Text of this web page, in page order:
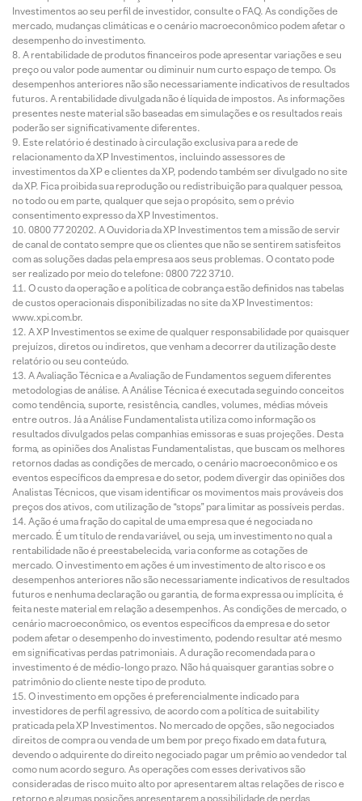
Investimentos ao seu perfil de investidor, consulte o FAQ. As condições de
mercado, mudanças climáticas e o cenário macroeconômico podem afetar o
desempenho do investimento.
A rentabilidade de produtos financeiros pode apresentar variações e seu
preço ou valor pode aumentar ou diminuir num curto espaço de tempo. Os
desempenhos anteriores não são necessariamente indicativos de resultados
futuros. A rentabilidade divulgada não é líquida de impostos. As informações
presentes neste material são baseadas em simulações e os resultados reais
poderão ser significativamente diferentes.
Este relatório é destinado à circulação exclusiva para a rede de
relacionamento da XP Investimentos, incluindo assessores de
investimentos da XP e clientes da XP, podendo também ser divulgado no site
da XP. Fica proibida sua reprodução ou redistribuição para qualquer pessoa,
no todo ou em parte, qualquer que seja o propósito, sem o prévio
consentimento expresso da XP Investimentos.
0800 77 20202. A Ouvidoria da XP Investimentos tem a missão de servir
de canal de contato sempre que os clientes que não se sentirem satisfeitos
com as soluções dadas pela empresa aos seus problemas. O contato pode
ser realizado por meio do telefone: 0800 722 3710.
O custo da operação e a política de cobrança estão definidos nas tabelas
de custos operacionais disponibilizadas no site da XP Investimentos:
www.xpi.com.br.
A XP Investimentos se exime de qualquer responsabilidade por quaisquer
prejuízos, diretos ou indiretos, que venham a decorrer da utilização deste
relatório ou seu conteúdo.
A Avaliação Técnica e a Avaliação de Fundamentos seguem diferentes
metodologias de análise. A Análise Técnica é executada seguindo conceitos
como tendência, suporte, resistência, candles, volumes, médias móveis
entre outros. Já a Análise Fundamentalista utiliza como informação os
resultados divulgados pelas companhias emissoras e suas projeções. Desta
forma, as opiniões dos Analistas Fundamentalistas, que buscam os melhores
retornos dadas as condições de mercado, o cenário macroeconômico e os
eventos específicos da empresa e do setor, podem divergir das opiniões dos
Analistas Técnicos, que visam identificar os movimentos mais prováveis dos
preços dos ativos, com utilização de “stops” para limitar as possíveis perdas.
Ação é uma fração do capital de uma empresa que é negociada no
mercado. É um título de renda variável, ou seja, um investimento no qual a
rentabilidade não é preestabelecida, varia conforme as cotações de
mercado. O investimento em ações é um investimento de alto risco e os
desempenhos anteriores não são necessariamente indicativos de resultados
futuros e nenhuma declaração ou garantia, de forma expressa ou implícita, é
feita neste material em relação a desempenhos. As condições de mercado, o
cenário macroeconômico, os eventos específicos da empresa e do setor
podem afetar o desempenho do investimento, podendo resultar até mesmo
em significativas perdas patrimoniais. A duração recomendada para o
investimento é de médio-longo prazo. Não há quaisquer garantias sobre o
patrimônio do cliente neste tipo de produto.
O investimento em opções é preferencialmente indicado para
investidores de perfil agressivo, de acordo com a política de suitability
praticada pela XP Investimentos. No mercado de opções, são negociados
direitos de compra ou venda de um bem por preço fixado em data futura,
devendo o adquirente do direito negociado pagar um prêmio ao vendedor tal
como num acordo seguro. As operações com esses derivativos são
consideradas de risco muito alto por apresentarem altas relações de risco e
retorno e algumas posições apresentarem a possibilidade de perdas